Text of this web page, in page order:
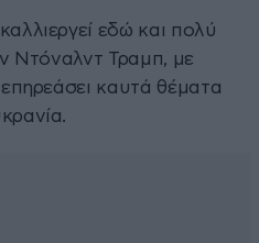
εδώ και πολύ
Ντόναλντ Τραμπ, με
καυτά θέματα